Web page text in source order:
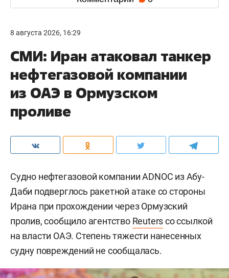
8 августа 2026, 16:29
СМИ: Иран атаковал танкер
нефтегазовой компании
из ОАЭ в Ормузском
проливе
Судно нефтегазовой компании ADNOC из Абу-
Даби подверглось ракетной атаке со стороны
Ирана при прохождении через Ормузский
пролив, сообщило агентство Reutersсо ссылкой
на власти ОАЭ. Степень тяжести нанесенных
судну повреждений не сообщалась.